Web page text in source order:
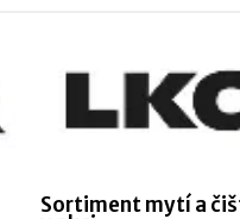
Sortiment mytí a